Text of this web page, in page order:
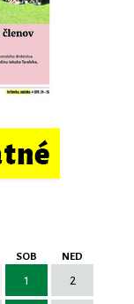
SOB NED
1 2